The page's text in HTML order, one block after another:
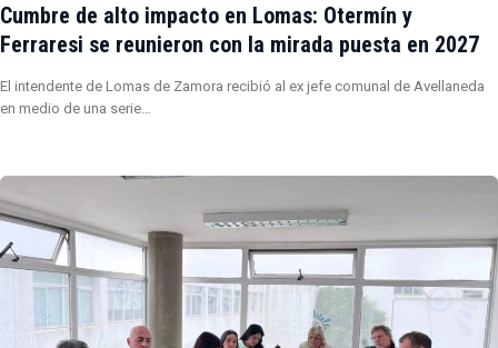
Cumbre de alto impacto en Lomas: Otermín y
Ferraresi se reunieron con la mirada puesta en 2027
El intendente de Lomas de Zamora recibió al ex jefe comunal de Avellaneda
en medio de una serie…